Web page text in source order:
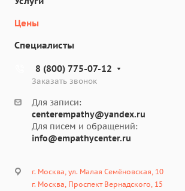
Цены
Специалисты
8 (800) 775-07-12
Заказать звонок
Для записи:
centerempathy@yandex.ru
Для писем и обращений:
info@empathycenter.ru
г. Москва, ул. Малая Семёновская, 10
г. Москва, Проспект Вернадского, 15